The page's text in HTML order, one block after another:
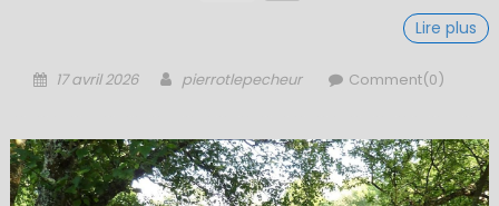
Lire plus
Posted
17 avril 2026 Author
pierrotlepecheur Comment(0)